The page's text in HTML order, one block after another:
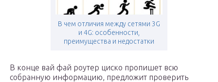
В чем отличия между сетями 3G
и 4G: особенности,
преимущества и недостатки
В конце вай фай роутер циско пропишет всю
собранную информацию, предложит проверить